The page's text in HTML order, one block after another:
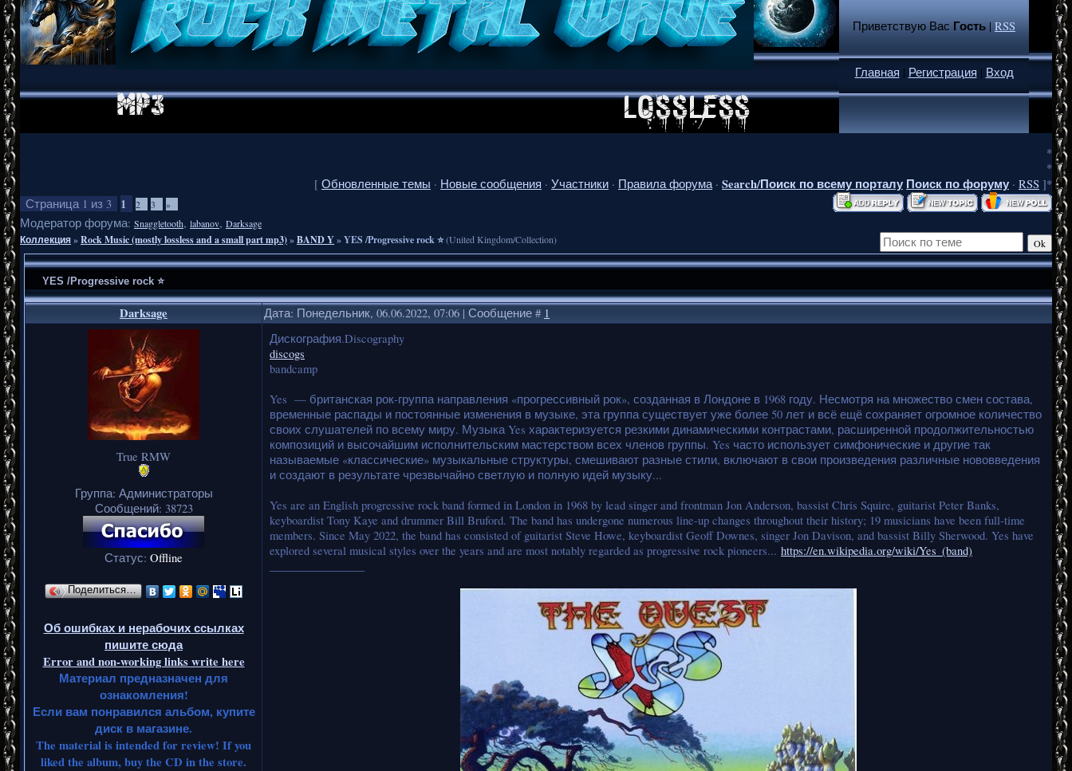
Приветствую Вас Гость|RSS
Главная | Регистрация | Вход
*
*
[ Обновленные темы · Новые сообщения · Участники · Правила форума · Search/Поиск по всему порталу Поиск по форуму · RSS ]*
Страница 1 из 3 1 2 3 »
Модератор форума: Snaggletooth, labanov, Darksage
Коллекция»Rock Music (mostly lossless and a small part mp3)»BAND Y»YES /Progressive rock ⭐(United Kingdom/Collection)
YES /Progressive rock ⭐
Darksage Дата: Понедельник, 06.06.2022, 07:06 | Сообщение # 1
True RMW
Группа: Администраторы
Сообщений: 38723
Статус: Offline
Поделиться…
Об ошибках и нерабочих ссылках
пишите сюда
Error and non-working links write here
Материал предназначен для
ознакомления!
Если вам понравился альбом, купите
диск в магазине.
The material is intended for review! If you
liked the album, buy the CD in the store.
Дискография.Discography
discogs
bandcamp
Yes — британская рок-группа направления «прогрессивный рок», созданная в Лондоне в 1968 году. Несмотря на множество смен состава,
временные распады и постоянные изменения в музыке, эта группа существует уже более 50 лет и всё ещё сохраняет огромное количество
своих слушателей по всему миру. Музыка Yes характеризуется резкими динамическими контрастами, расширенной продолжительностью
композиций и высочайшим исполнительским мастерством всех членов группы. Yes часто использует симфонические и другие так
называемые «классические» музыкальные структуры, смешивают разные стили, включают в свои произведения различные нововведения
и создают в результате чрезвычайно светлую и полную идей музыку...
Yes are an English progressive rock band formed in London in 1968 by lead singer and frontman Jon Anderson, bassist Chris Squire, guitarist Peter Banks,
keyboardist Tony Kaye and drummer Bill Bruford. The band has undergone numerous line-up changes throughout their history; 19 musicians have been full-time
members. Since May 2022, the band has consisted of guitarist Steve Howe, keyboardist Geoff Downes, singer Jon Davison, and bassist Billy Sherwood. Yes have
explored several musical styles over the years and are most notably regarded as progressive rock pioneers... https://en.wikipedia.org/wiki/Yes_(band)